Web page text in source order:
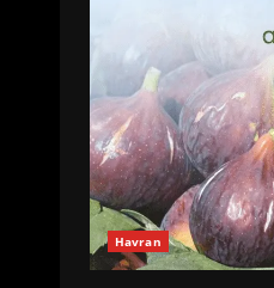
Havran